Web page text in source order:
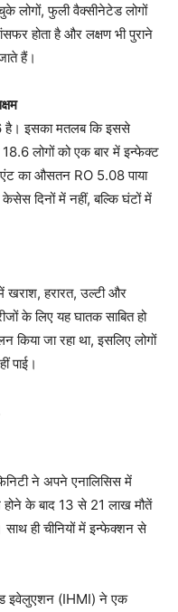
लोगों, फुली वैक्सीनेटेड लोगों
होता है और लक्षण भी पुराने
हैं।
है। इसका मतलब कि इससे
लोगों को एक बार में इन्फेक्ट
का औसतन RO 5.08 पाया
दिनों में नहीं, बल्कि घंटों में
खराश, हरारत, उल्टी और
के लिए यह घातक साबित हो
किया जा रहा था, इसलिए लोगों
पाई।
ने अपने एनालिसिस में
होने के बाद 13 से 21 लाख मौतें
ही चीनियों में इन्फेक्शन से
इवेलुएशन (IHMI) ने एक